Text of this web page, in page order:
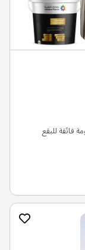
فائقة للبقع